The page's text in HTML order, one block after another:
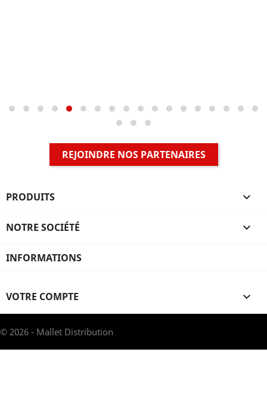
REJOINDRE NOS PARTENAIRES
PRODUITS 
NOTRE SOCIÉTÉ 
INFORMATIONS
VOTRE COMPTE 
© 2026 - Mallet Distribution